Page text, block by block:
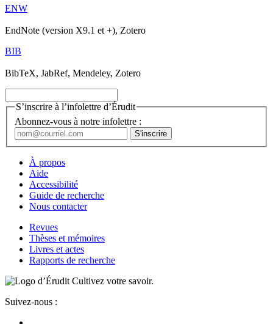
ENW
EndNote (version X9.1 et +), Zotero
BIB
BibTeX, JabRef, Mendeley, Zotero
S’inscrire à l’infolettre d’Érudit
Abonnez-vous à notre infolettre :
À propos
Aide
Accessibilité
Guide de recherche
Nous contacter
Revues
Thèses et mémoires
Livres et actes
Rapports de recherche
Cultivez votre savoir.
Suivez-nous :